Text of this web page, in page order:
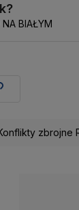
BIAŁYM
zbrojne